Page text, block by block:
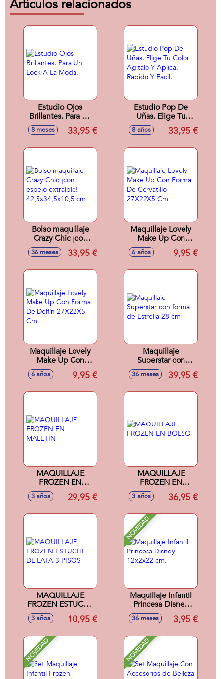
Artículos relacionados
Estudio Ojos
Brillantes. Para Un
Look A La Moda.
8 meses 33,95 €
Estudio Pop De
Uñas. Elige Tu
Color Agitalo Y
Aplica. Rapido Y
8 años 33,95 €
Bolso maquillaje
Crazy Chic ¡con
espejo extraíble!
42,5x34,5x10,5 cm
36 meses 33,95 €
Maquillaje Lovely
Make Up Con
Forma De
Cervatillo 27X22X5
6 años 9,95 €
Maquillaje Lovely
Make Up Con
Forma De Delfín
27X22X5 Cm
6 años 9,95 €
Maquillaje
Superstar con
forma de Estrella
28 cm
36 meses 39,95 €
MAQUILLAJE
FROZEN EN
MALETIN
3 años 29,95 €
MAQUILLAJE
FROZEN EN
BOLSO
3 años 36,95 €
MAQUILLAJE
FROZEN ESTUCHE
DE LATA 3 PISOS
3 años 10,95 €
NOVEDAD
Maquillaje Infantil
Princesa Disney
12x2x22 cm.
36 meses 3,95 €
NOVEDAD NOVEDAD